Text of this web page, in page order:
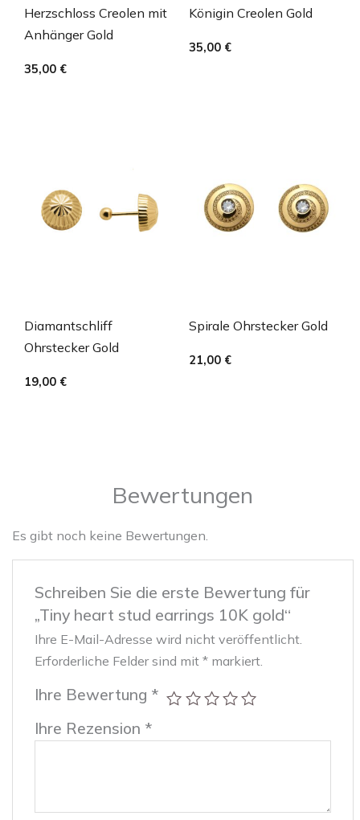
Herzschloss Creolen mit
Anhänger Gold
35,00 €
Königin Creolen Gold
35,00 €
Diamantschliff
Ohrstecker Gold
19,00 €
Spirale Ohrstecker Gold
21,00 €
Bewertungen
Es gibt noch keine Bewertungen.
Schreiben Sie die erste Bewertung für
„Tiny heart stud earrings 10K gold“
Ihre E-Mail-Adresse wird nicht veröffentlicht.
Erforderliche Felder sind mit *markiert.
Ihre Bewertung *
Ihre Rezension *